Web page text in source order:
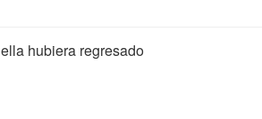
ella hubiera regresado